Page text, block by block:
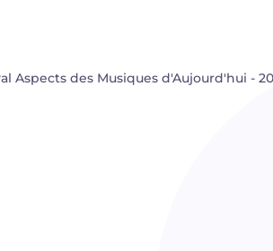
Aspects des Musiques d'Aujourd'hui -